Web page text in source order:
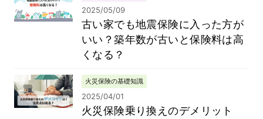
2025/05/09
古い家でも地震保険に入った方が
いい？築年数が古いと保険料は高
くなる？
火災保険の基礎知識
2025/04/01
火災保険乗り換えのデメリット